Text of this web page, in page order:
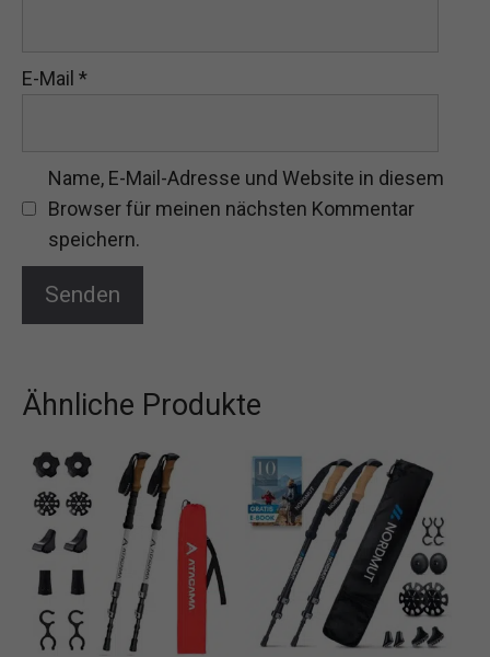
E-Mail *
Name, E-Mail-Adresse und Website in diesem
Browser für meinen nächsten Kommentar
speichern.
Ähnliche Produkte